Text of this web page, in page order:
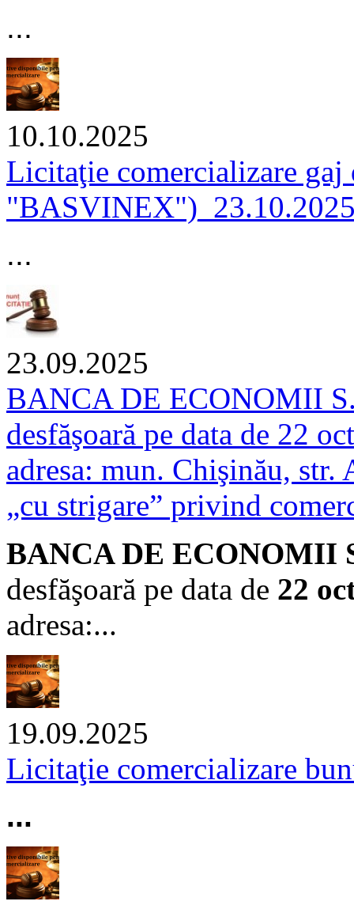
...
10.10.2025
Licitaţie comercializare
...
23.09.2025
BANCA DE ECONOMII
desfăşoară pe data de 22
adresa: mun. Chişinău,
„cu strigare” privind
BANCA DE ECONOMII
desfăşoară pe data de 22
adresa:...
19.09.2025
Licitaţie comercializare
...